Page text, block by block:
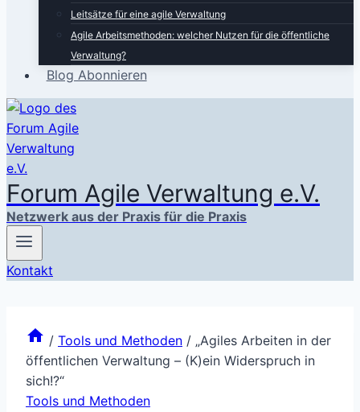
Leitsätze für eine agile Verwaltung
Agile Arbeitsmethoden: welcher Nutzen für die öffentliche
Verwaltung?
Blog Abonnieren
Forum Agile Verwaltung e.V.
Netzwerk aus der Praxis für die Praxis
Kontakt
/ Tools und Methoden / „Agiles Arbeiten in der
öffentlichen Verwaltung – (K)ein Widerspruch in
sich!?“
Tools und Methoden